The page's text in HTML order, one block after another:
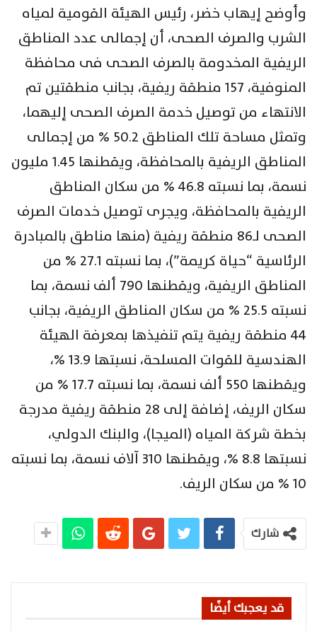
وأوضح إيهاب خضر، رئيس الهيئة القومية لمياه
الشرب والصرف الصحى، أن إجمالى عدد المناطق
الريفية المخدومة بالصرف الصحى فى محافظة
المنوفية، 157 منطقة ريفية، بجانب منطقتين تم
الانتهاء من توصيل خدمة الصرف الصحى إليهما،
وتمثل مساحة تلك المناطق 50.2 % من إجمالى
المناطق الريفية بالمحافظة، ويقطنها 1.45 مليون
نسمة، بما نسبته 46.8 % من سكان المناطق
الريفية بالمحافظة، ويجرى توصيل خدمات الصرف
الصحى لـ86 منطقة ريفية (منها مناطق بالمبادرة
الرئاسية “حياة كريمة”)، بما نسبته 27.1 % من
المناطق الريفية، ويقطنها 790 ألف نسمة، بما
نسبته 25.5 % من سكان المناطق الريفية، بجانب
44 منطقة ريفية يتم تنفيذها بمعرفة الهيئة
الهندسية للقوات المسلحة، نسبتها 13.9 %،
ويقطنها 550 ألف نسمة، بما نسبته 17.7 % من
سكان الريف، إضافة إلى 28 منطقة ريفية مدرجة
بخطة شركة المياه (الميجا)، والبنك الدولي،
نسبتها 8.8 %، ويقطنها 310 آلاف نسمة، بما نسبته
10 % من سكان الريف.
شارك
قد يعجبك أيضًا